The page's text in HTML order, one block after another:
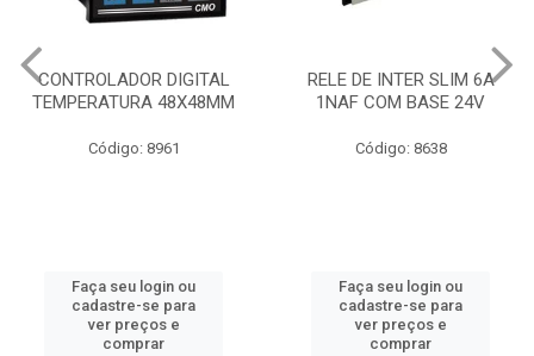
CONTROLADOR DIGITAL
TEMPERATURA 48X48MM
Código: 8961
Faça seu login ou
cadastre-se para
ver preços e
comprar
RELE DE INTER SLIM 6A
1NAF COM BASE 24V
Código: 8638
Faça seu login ou
cadastre-se para
ver preços e
comprar